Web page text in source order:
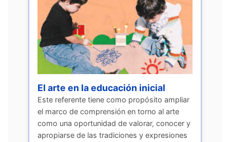
El arte en la educación inicial
Este referente tiene como propósito ampliar
el marco de comprensión en torno al arte
como una oportunidad de valorar, conocer y
apropiarse de las tradiciones y expresiones